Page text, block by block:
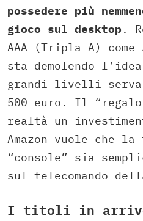
possedere più
gioco sul desktop .
AAA (Tripla A) come
sta demolendo
grandi livelli serva
500 euro. Il
realtà un
Amazon vuole che la
“console” sia
sul telecomando
I titoli in